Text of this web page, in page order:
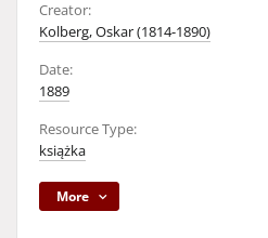
Creator:
Kolberg, Oskar (1814-1890)
Date:
1889
Resource Type:
książka
More